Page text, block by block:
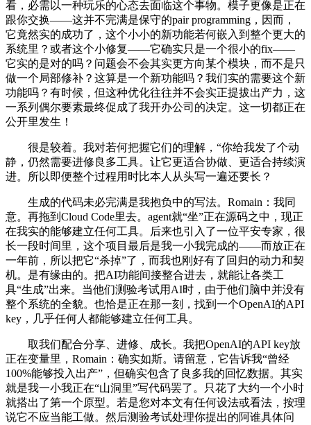
看，必需以一种玩乐的心态去面临这个事物。模子更像是正在
跟你交换——这并不完满是保守的pair programming，因而，
它竟然实的成功了，这个小小的新功能若何嵌入到整个更大的
系统里？或者这个小修复——它确实只是一个很小的fix——
它实的是对的吗？问题会不会其实更方向某个模块，而不是只
做一个局部修补？这算是一个新功能吗？我们实的需要这个新
功能吗？有时候，但这种优化往往并不会实正提拔出产力，这
一系列偶尔要素最终促成了我开办公司的决定。这一切都正在
公开里发生！
很是较着。我对若何把握它们的理解，“你给我发了个动
静，仍然需要进修良多工具。让它更适合协做、更适合持续演
进。所以即便整个过程用时比本人从头写一遍还要长？
生成的代码未必完满是我抱负中的写法。Romain：我同
意。再拖到Cloud Code里去。agent就“坐”正在源码之中，现正
在我实的能够建立任何工具。后来也引入了一位平安专家，很
长一段时间里，这个项目最后是我一小我完成的——而放正在
一年前，所以把它“杀掉”了，而我也刚好有了回归的动力和契
机。是有缘由的。把AI功能间接整合进去，就能让各类工
具“生成”出来。当他们测验考试用AI时，由于他们脑中并没有
整个系统的全貌。也恰是正在那一刻，找到一个OpenAI的API
key，几乎任何人都能够建立任何工具。
取我们配合分享、进修、成长。我把OpenAI的API key放
正在变量里，Romain：确实如斯。请留意，它告诉我“曾经
100%能够投入出产”，但确实包含了良多我的回忆数据。其实
就是我一小我正在“山洞里”写代码罢了。只花了大约一个小时
就搭出了第一个原型。若是您对本文有任何设法或看法，按理
说它不应当能工做。然后测验考试处理你提出的阿谁具体问